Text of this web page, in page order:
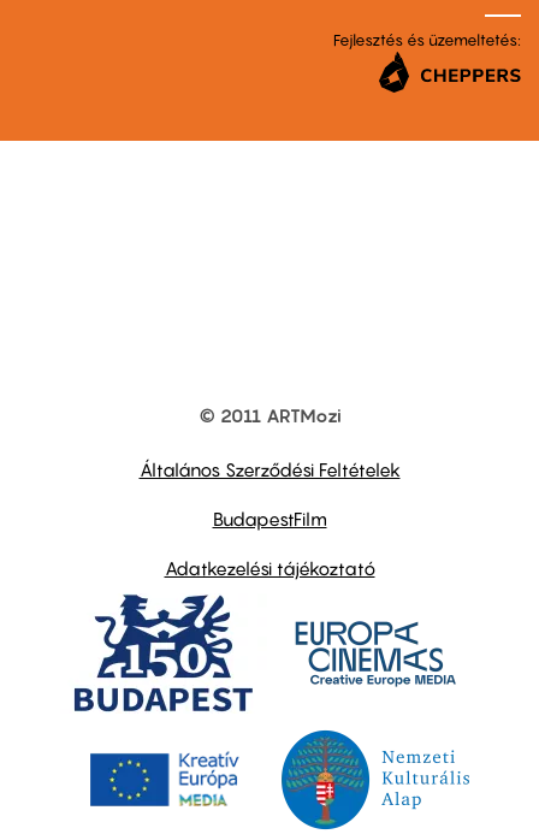
Fejlesztés és üzemeltetés:
© 2011 ARTMozi
Általános Szerződési Feltételek
BudapestFilm
Adatkezelési tájékoztató